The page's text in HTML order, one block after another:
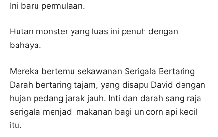
Ini baru permulaan.
Hutan monster yang luas ini penuh dengan
bahaya.
Mereka bertemu sekawanan Serigala Bertaring
Darah bertaring tajam, yang disapu David dengan
hujan pedang jarak jauh. Inti dan darah sang raja
serigala menjadi makanan bagi unicorn api kecil
itu.